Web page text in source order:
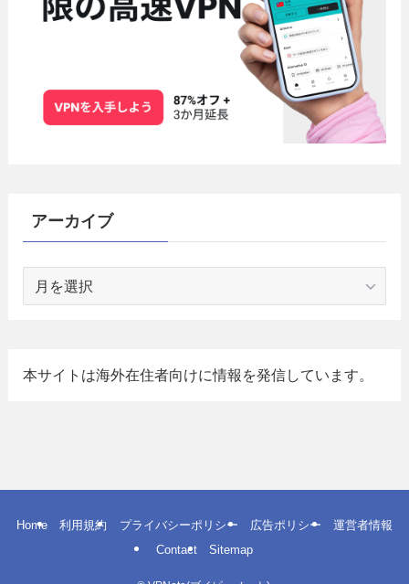
アーカイブ
ブ
本サイトは海外在住者向けに情報を発信しています。
Home 利用規約 プライバシーポリシー 広告ポリシー
運営者情報
Contact
Sitemap